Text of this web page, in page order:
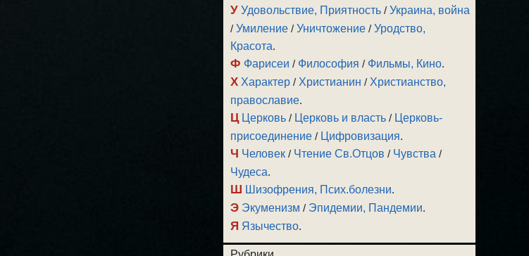
У Удовольствие, Приятность /Украина, война
/Умиление /Уничтожение /Уродство,
Красота.
Ф Фарисеи / Философия / Фильмы, Кино.
Х Характер / Христианин / Христианство,
православие.
Ц Церковь / Церковь и власть / Церковь-
присоединение / Цифровизация.
Ч Человек / Чтение Св.Отцов / Чувства /
Чудеса.
Ш Шизофрения, Псих.болезни.
Э Экуменизм / Эпидемии, Пандемии.
Я Язычество.